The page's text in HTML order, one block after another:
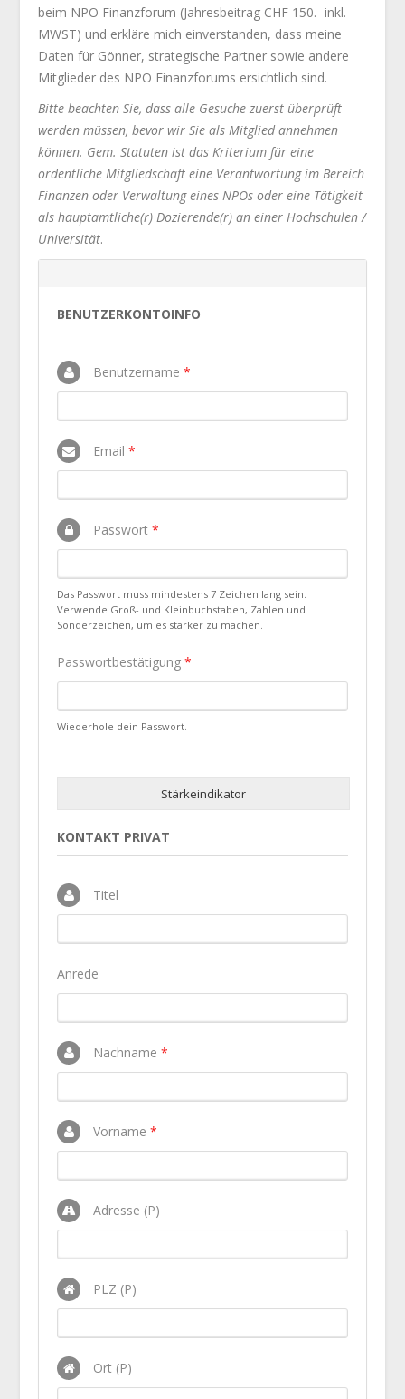
beim NPO Finanzforum (Jahresbeitrag CHF 150.- inkl.
MWST) und erkläre mich einverstanden, dass meine
Daten für Gönner, strategische Partner sowie andere
Mitglieder des NPO Finanzforums ersichtlich sind.
Bitte beachten Sie, dass alle Gesuche zuerst überprüft
werden müssen, bevor wir Sie als Mitglied annehmen
können. Gem. Statuten ist das Kriterium für eine
ordentliche Mitgliedschaft eine Verantwortung im Bereich
Finanzen oder Verwaltung eines NPOs oder eine Tätigkeit
als hauptamtliche(r) Dozierende(r) an einer Hochschulen /
Universität.
BENUTZERKONTOINFO
Benutzername *
Email *
Passwort *
Das Passwort muss mindestens 7 Zeichen lang sein.
Verwende Groß- und Kleinbuchstaben, Zahlen und
Sonderzeichen, um es stärker zu machen.
Passwortbestätigung *
Wiederhole dein Passwort.
Stärkeindikator
KONTAKT PRIVAT
Titel
Anrede
Nachname *
Vorname *
Adresse (P)
PLZ (P)
Ort (P)